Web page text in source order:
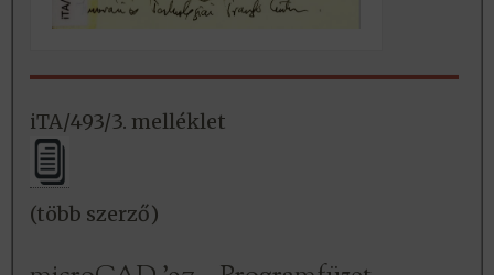
iTA/493/3. melléklet
(több szerző)